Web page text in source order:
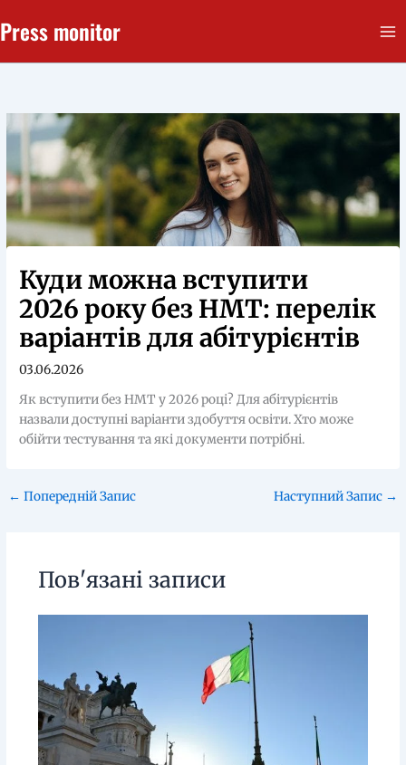
до
Press monitor
Куди можна вступити
2026 року без НМТ: перелік
варіантів для абітурієнтів
03.06.2026
Як вступити без НМТ у 2026 році? Для абітурієнтів
назвали доступні варіанти здобуття освіти. Хто може
обійти тестування та які документи потрібні.
← Попередній Запис Наступний Запис →
Пов'язані записи